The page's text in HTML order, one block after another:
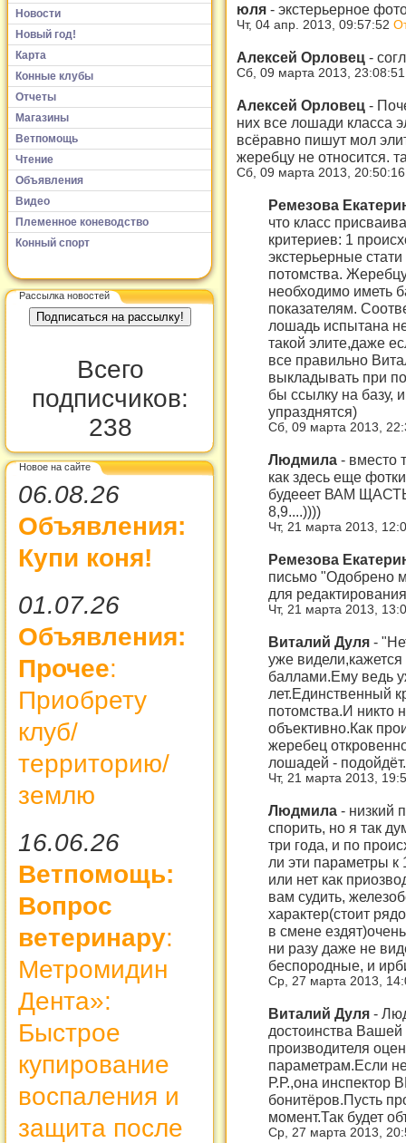
Новости
Новый год!
Карта
Конные клубы
Отчеты
Магазины
Ветпомощь
Чтение
Объявления
Видео
Племенное коневодство
Конный спорт
Рассылка новостей
Всего
подписчиков:
238
Новое на сайте
06.08.26
Объявления:
Купи коня!
01.07.26
Объявления:
Прочее:
Приобрету
клуб/
территорию/
землю
16.06.26
Ветпомощь:
Вопрос
ветеринару:
Метромидин
Дента»:
Быстрое
купирование
воспаления и
защита после
юля - экстерьерное
Чт, 04 апр. 2013, 09:57:52
Алексей Орловец -
Сб, 09 марта 2013,
Алексей Орловец -
них все лошади класса
всёравно пишут мол
жеребцу не относится.
Сб, 09 марта 2013,
Ремезова
что класс
критериев: 1
экстерьерные
потомства.
необходимо иметь
показателям.
лошадь испытана
такой элите,даже
все правильно
выкладывать при
бы ссылку на базу,
упразднятся)
Сб, 09 марта 2013,
Людмила - вместо
как здесь еще
будееет ВАМ
8,9....))))
Чт, 21 марта 2013,
Ремезова
письмо "Одобрено
для
Чт, 21 марта 2013,
Виталий Дуля -
уже
баллами.Ему ведь
лет.Единственный
потомства.И никто
объективно.Как
жеребец
лошадей - подойдёт.
Чт, 21 марта 2013,
Людмила - низкий
спорить, но я так
три года, и по
ли эти параметры к
или нет как
вам судить,
характер(стоит
в смене
ни разу даже не
беспородные, и
Ср, 27 марта 2013,
Виталий Дуля -
достоинства Вашей
производителя
параметрам.Если
Р.Р.,она инспектор
бонитёров.Пусть
момент.Так будет
Ср, 27 марта 2013,